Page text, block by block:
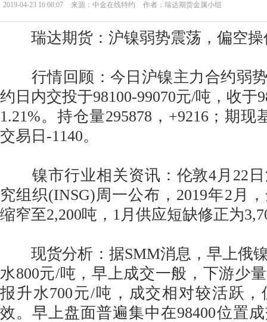
2019-04-23 16:08:07 来源：中金在线特约 作者：瑞达期货金属小组
瑞达期货：沪镍弱势震荡，偏空操
行情回顾：今日沪镍主力合约弱势
约日内交投于98100-99070元/吨，收于
1.21%。持仓量295878，+9216；期现
交易日-1140。
镍市行业相关资讯：伦敦4月22日
究组织(INSG)周一公布，2019年2月
缩窄至2,200吨，1月供应短缺修正为
现货分析：据SMM消息，早上俄镍
水800元/吨，早上成交一般，下游少
报升水700元/吨，成交相对较活跃
效。早上盘面普遍集中在98400位置